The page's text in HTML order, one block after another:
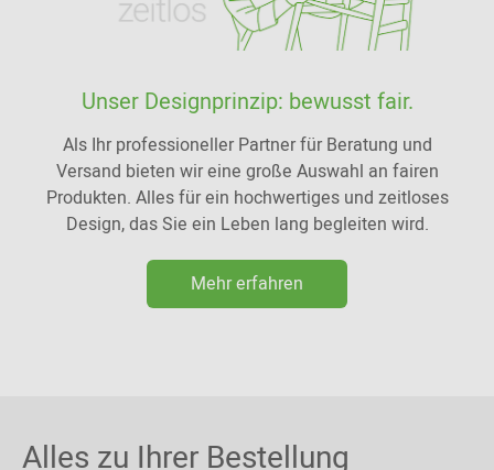
Unser Designprinzip: bewusst fair.
Als Ihr professioneller Partner für Beratung und
Versand bieten wir eine große Auswahl an fairen
Produkten. Alles für ein hochwertiges und zeitloses
Design, das Sie ein Leben lang begleiten wird.
Mehr erfahren
Alles zu Ihrer Bestellung